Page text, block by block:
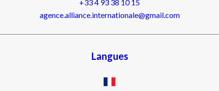
+33 4 93 38 10 15
agence.alliance.internationale@gmail.com
Langues